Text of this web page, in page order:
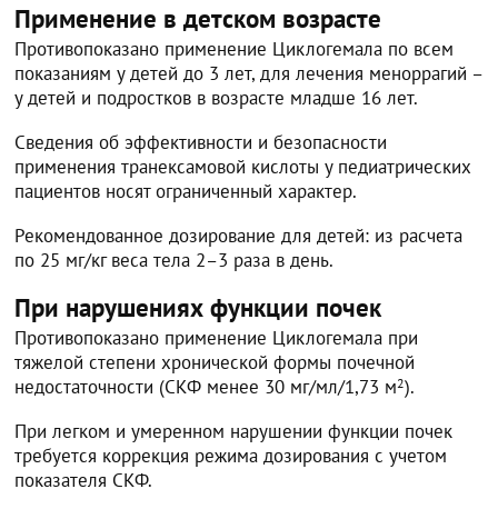
Применение в детском возрасте
Противопоказано применение Циклогемала по всем
показаниям у детей до 3 лет, для лечения меноррагий –
у детей и подростков в возрасте младше 16 лет.
Сведения об эффективности и безопасности
применения транексамовой кислоты у педиатрических
пациентов носят ограниченный характер.
Рекомендованное дозирование для детей: из расчета
по 25 мг/кг веса тела 2–3 раза в день.
При нарушениях функции почек
Противопоказано применение Циклогемала при
тяжелой степени хронической формы почечной
недостаточности (СКФ менее 30 мг/мл/1,73 м2).
При легком и умеренном нарушении функции почек
требуется коррекция режима дозирования с учетом
показателя СКФ.